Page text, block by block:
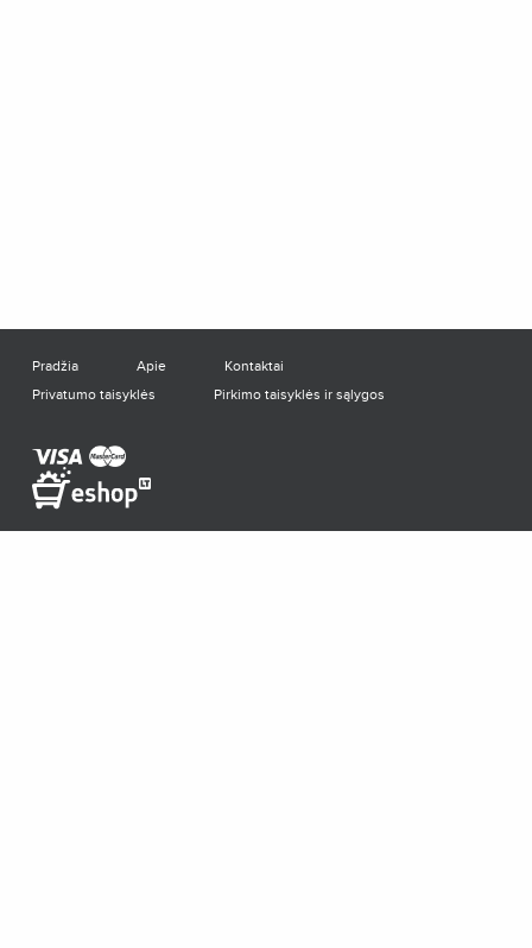
Pradžia Apie
Kontaktai
Privatumo taisyklės
Pirkimo taisyklės ir sąlygos